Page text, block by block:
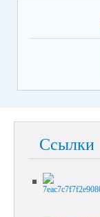
Ссылки